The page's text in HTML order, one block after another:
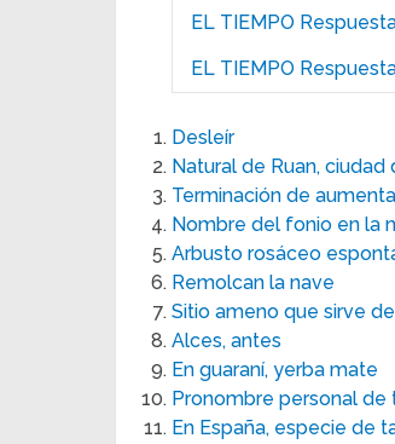
EL TIEMPO
EL TIEMPO
Desleír
Natural de Ruan, ciudad
Terminación de
Nombre del fonio en la
Arbusto rosáceo
Remolcan la nave
Sitio ameno que sirve
Alces, antes
En guaraní, yerba mate
Pronombre personal de
En España, especie de